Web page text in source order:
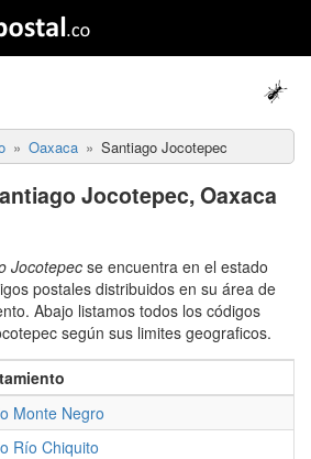
Oaxaca Santiago Jocotepec
Jocotepec, Oaxaca
Jocotepec se encuentra en el estado
postales distribuidos en su área de
Abajo listamos todos los códigos
según sus limites geograficos.
Monte Negro
Río Chiquito